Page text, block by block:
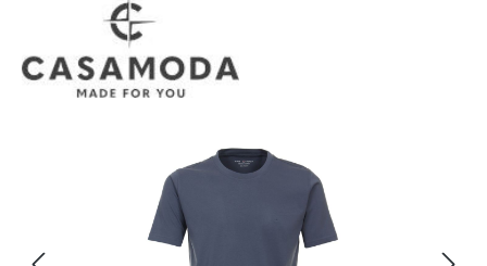
Bildergalerie überspringen